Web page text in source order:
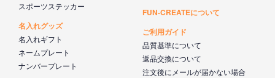
スポーツステッカー
名入れグッズ
名入れギフト
ネームプレート
ナンバープレート
FUN-CREATEについて
ご利用ガイド
品質基準について
返品交換について
注文後にメールが届かない場合